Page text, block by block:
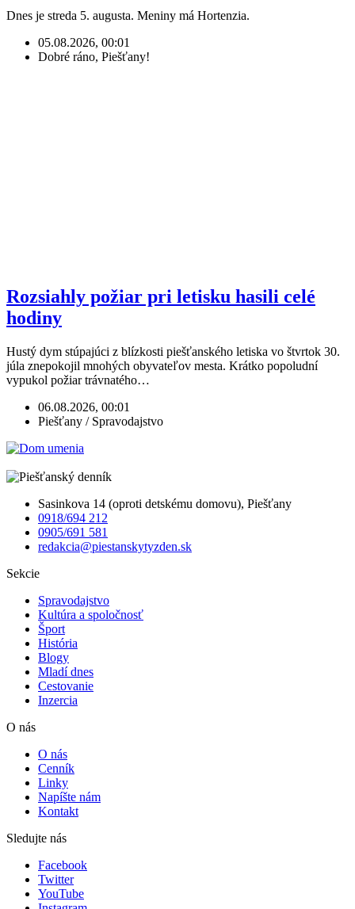
Dnes je streda 5. augusta. Meniny má Hortenzia.
05.08.2026, 00:01
Dobré ráno, Piešťany!
Rozsiahly požiar pri letisku hasili celé
hodiny
Hustý dym stúpajúci z blízkosti piešťanského letiska vo štvrtok 30.
júla znepokojil mnohých obyvateľov mesta. Krátko popoludní
vypukol požiar trávnatého…
06.08.2026, 00:01
Piešťany / Spravodajstvo
Sasinkova 14 (oproti detskému domovu), Piešťany
0918/694 212
0905/691 581
redakcia@piestanskytyzden.sk
Sekcie
Spravodajstvo
Kultúra a spoločnosť
Šport
História
Blogy
Mladí dnes
Cestovanie
Inzercia
O nás
O nás
Cenník
Linky
Napíšte nám
Kontakt
Sledujte nás
Facebook
Twitter
YouTube